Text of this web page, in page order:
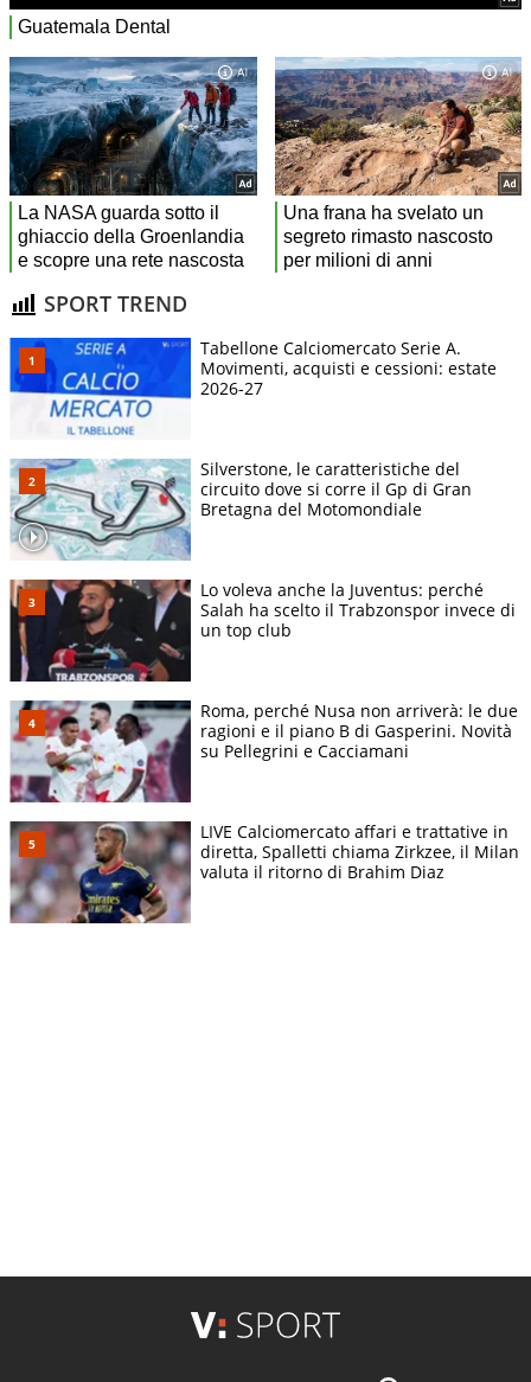
SPORT TREND
Tabellone Calciomercato Serie A.
Movimenti, acquisti e cessioni: estate
2026-27
Silverstone, le caratteristiche del
circuito dove si corre il Gp di Gran
Bretagna del Motomondiale
Lo voleva anche la Juventus: perché
Salah ha scelto il Trabzonspor invece di
un top club
Roma, perché Nusa non arriverà: le due
ragioni e il piano B di Gasperini. Novità
su Pellegrini e Cacciamani
LIVE Calciomercato affari e trattative in
diretta, Spalletti chiama Zirkzee, il Milan
valuta il ritorno di Brahim Diaz